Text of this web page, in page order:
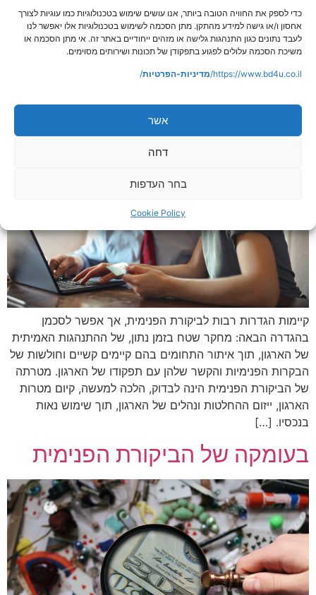
כדי לספק את החוויה הטובה ביותר, אנו עושים שימוש בטכנולוגיות כמו עוגיות לצורך
אחסון ו/או גישה למידע מהתקן. מתן הסכמה לשימוש בטכנולוגיות אלו יאפשר לנו
לעבד נתונים כגון התנהגות גלישה או מזהים ייחודיים באתר זה. אי מתן הסכמה או
משיכת הסכמה עלולים לפגוע בתפקודן של תכונות ושירותים מסוימים.
https://www.bd4u.co.il/ מדיניות-הפרטיות/
אשר
דחה
בחר העדפות
Cookie Policy
עם כוונות רווח. מושגים נוספים הפכו מזמן לשם נרדף
לתחרותיות: שירותיות, איכות, עמידה בלוח זמנים… אך רק
בעשרים […]
מטרות הביקורת הפנימית
קיימות הגדרות רבות לביקורת הפנימית, אך אפשר לסכמן
בהגדרה הבאה: מחקר שטח בזמן נתון, של ההתנהגות האמיתית
של הארגון, תוך איתור התחומים בהם קיימים קשיים וחולשות של
הבקרות הפנימיות והקשר שלהן עם תפקודו של הארגון. מטרתה
של הביקורת הפנימית הינה לבדוק, הלכה למעשה, קיום מטרות
הארגון, ייזום ההחלטות ונהלים של הארגון, תוך שימוש נאות
בנכסיו. […]
בעומקה של הביקורת הפנימית